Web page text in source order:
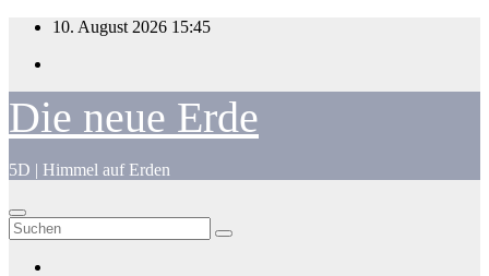
Zum
springen
10. August 2026 15:45
Die neue Erde
5D | Himmel auf Erden